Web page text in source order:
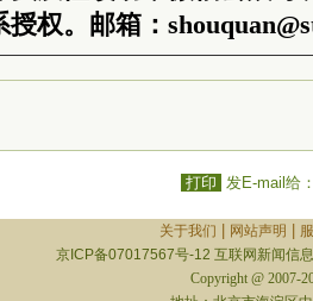
权。邮箱：
打印 发E-mail给
关于我们 网站声明
京ICP备07017567号-12 互联网新闻信
Copyright @ 2007-